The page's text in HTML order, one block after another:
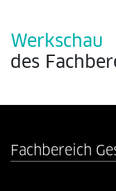
Werkschau
des
Fachbereich